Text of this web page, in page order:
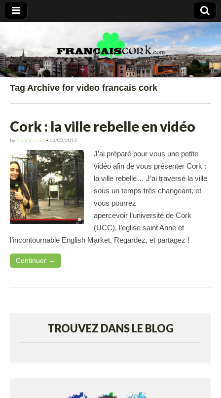
Francais Cork
Tag Archive for video francais cork
Cork : la ville rebelle en vidéo
by Français Cork • 13/02/2013
J’ai préparé pour vous une petite
vidéo afin de vous présenter Cork :
la ville rebelle… J’ai traversé la ville
sous un temps très changeant, et
vous pourrez
apercevoir l’université de Cork
(UCC), l’eglise saint Anne et
l’incontournable English Market. Regardez, et partagez !
Continuer →
TROUVEZ DANS LE BLOG